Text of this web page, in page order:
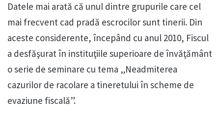
Datele mai arată că unul dintre grupurile care cel
mai frecvent cad pradă escrocilor sunt tinerii. Din
aceste considerente, începând cu anul 2010, Fiscul
a desfăşurat în instituţiile superioare de învăţământ
o serie de seminare cu tema „Neadmiterea
cazurilor de racolare a tineretului în scheme de
evaziune fiscală”.